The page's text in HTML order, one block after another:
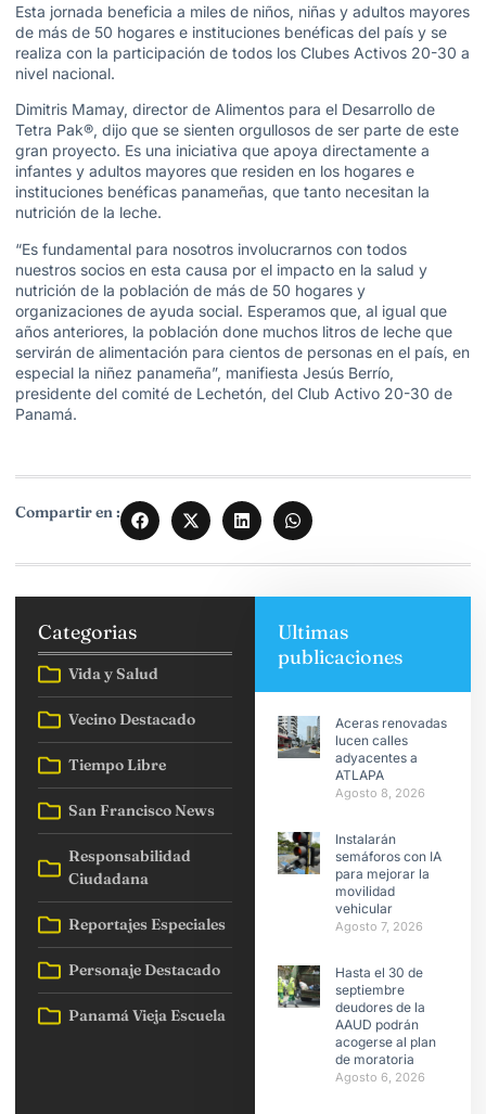
Esta jornada beneficia a miles de niños, niñas y adultos mayores
de más de 50 hogares e instituciones benéficas del país y se
realiza con la participación de todos los Clubes Activos 20-30 a
nivel nacional.
Dimitris Mamay, director de Alimentos para el Desarrollo de
Tetra Pak®, dijo que se sienten orgullosos de ser parte de este
gran proyecto. Es una iniciativa que apoya directamente a
infantes y adultos mayores que residen en los hogares e
instituciones benéficas panameñas, que tanto necesitan la
nutrición de la leche.
“Es fundamental para nosotros involucrarnos con todos
nuestros socios en esta causa por el impacto en la salud y
nutrición de la población de más de 50 hogares y
organizaciones de ayuda social. Esperamos que, al igual que
años anteriores, la población done muchos litros de leche que
servirán de alimentación para cientos de personas en el país, en
especial la niñez panameña”, manifiesta Jesús Berrío,
presidente del comité de Lechetón, del Club Activo 20-30 de
Panamá.
Compartir en :
Categorias
Vida y Salud
Vecino Destacado
Tiempo Libre
San Francisco News
Responsabilidad
Ciudadana
Reportajes Especiales
Personaje Destacado
Panamá Vieja Escuela
Ultimas
publicaciones
Aceras renovadas
lucen calles
adyacentes a
ATLAPA
Agosto 8, 2026
Instalarán
semáforos con IA
para mejorar la
movilidad
vehicular
Agosto 7, 2026
Hasta el 30 de
septiembre
deudores de la
AAUD podrán
acogerse al plan
de moratoria
Agosto 6, 2026